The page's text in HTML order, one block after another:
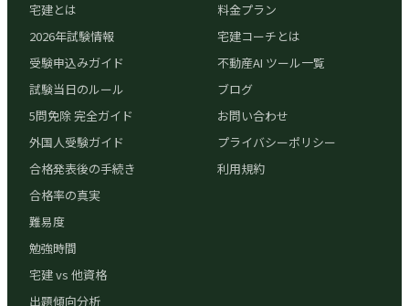
宅建とは
2026年試験情報
受験申込みガイド
試験当日のルール
5問免除 完全ガイド
外国人受験ガイド
合格発表後の手続き
合格率の真実
難易度
勉強時間
宅建 vs 他資格
出題傾向分析
料金プラン
宅建コーチとは
不動産AI ツール一覧
ブログ
お問い合わせ
プライバシーポリシー
利用規約